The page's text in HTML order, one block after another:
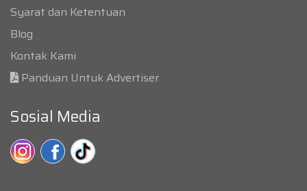
Syarat dan Ketentuan
Blog
Kontak Kami
Panduan Untuk Advertiser
Sosial Media